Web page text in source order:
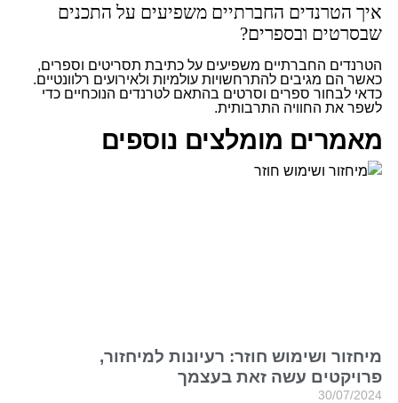
איך הטרנדים החברתיים משפיעים על התכנים
שבסרטים ובספרים?
הטרנדים החברתיים משפיעים על כתיבת תסריטים וספרים,
כאשר הם מגיבים להתרחשויות עולמיות ולאירועים רלוונטיים.
כדאי לבחור ספרים וסרטים בהתאם לטרנדים הנוכחיים כדי
לשפר את החוויה התרבותית.
מאמרים מומלצים נוספים
מיחזור ושימוש חוזר: רעיונות למיחזור,
פרויקטים עשה זאת בעצמך
30/07/2024